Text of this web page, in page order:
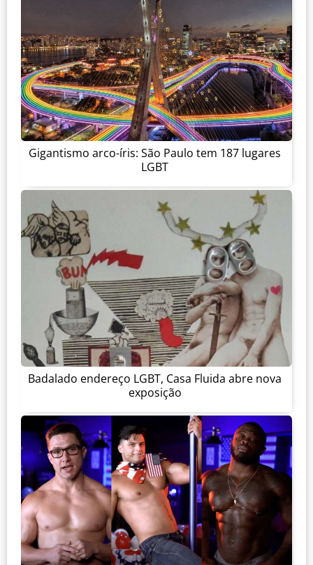
Gigantismo arco-íris: São Paulo tem 187 lugares
LGBT
Badalado endereço LGBT, Casa Fluida abre nova
exposição